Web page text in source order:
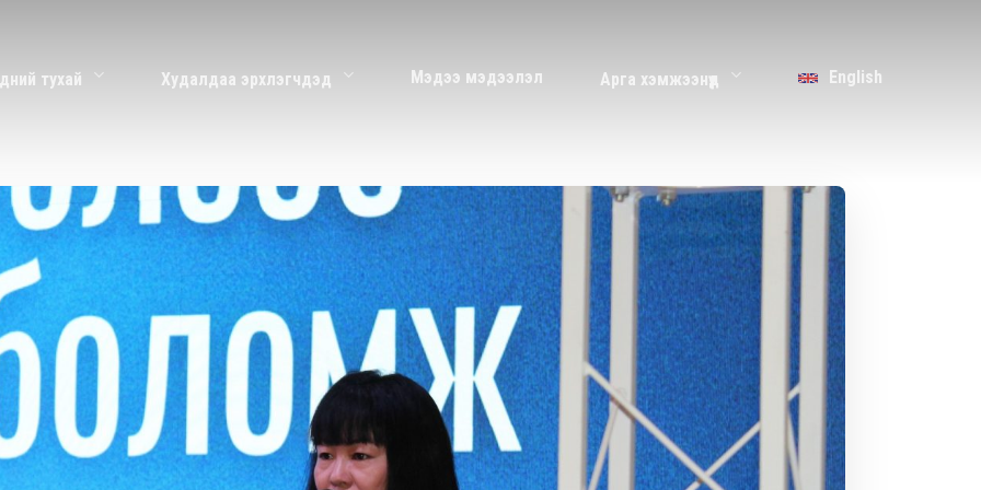
тухай Худалдаа эрхлэгчдэд Мэдээ мэдээлэл Арга хэмжээнүүд English